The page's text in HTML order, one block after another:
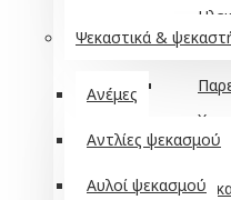
Ψεκαστικά &
Ανέμες
Αντλίες ψεκασμού
Αυλοί ψεκασμού